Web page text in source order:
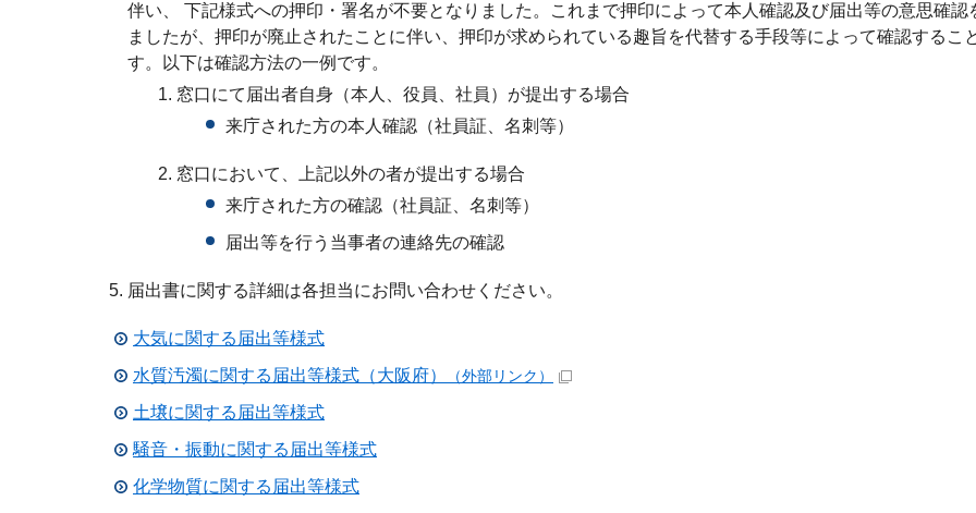
伴い、 下記様式への押印・署名が不要となりました。これまで押印によって本人確認及び届出等の意思確認
ましたが、押印が廃止されたことに伴い、押印が求められている趣旨を代替する手段等によって確認するこ
す。以下は確認方法の一例です。
窓口にて届出者自身（本人、役員、社員）が提出する場合
来庁された方の本人確認（社員証、名刺等）
窓口において、上記以外の者が提出する場合
来庁された方の確認（社員証、名刺等）
届出等を行う当事者の連絡先の確認
届出書に関する詳細は各担当にお問い合わせください。
大気に関する届出等様式
水質汚濁に関する届出等様式（大阪府）
（外部リンク）
土壌に関する届出等様式
騒音・振動に関する届出等様式
化学物質に関する届出等様式